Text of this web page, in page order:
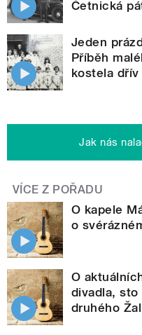
Četnická
Jeden
Příběh
kostela
Jak nás
VÍCE Z POŘADU
O kapele
o
O
divadla,
druhého